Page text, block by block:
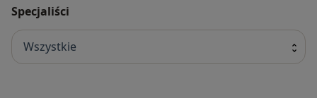
Specjaliści
Wszystkie